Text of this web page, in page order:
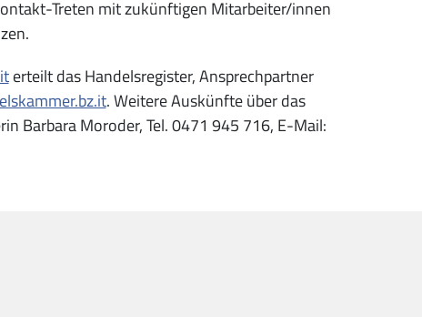
Treten mit zukünftigen Mitarbeiter/innen
erteilt das Handelsregister, Ansprechpartner
. Weitere Auskünfte über das
Barbara Moroder, Tel. 0471 945 716, E-Mail: